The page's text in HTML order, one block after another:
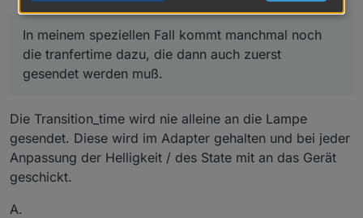
werden muß.
Bei mir haben sich delayy im Bereich 0.1 bis 0.5
Sekunden bewährt.
Eine abschließende Aussage möchte ich noch nicht
treffem. Das Netz ist noch im Ausbau, ich spiele noch
zu viel rum, noch einige Komponenten im Zulauf.
Ich experimentiere auch noch mit der richtigen
Anbindung der Karte. Über ser2Lan zum guten
Funkstandort konnte ich irgendwann neue Panels
nur anlernen, wenn ich die anderen ausgeschaltet
In meinem speziellen Fall kommt manchmal noch
die tranfertime dazu, die dann auch zuerst
gesendet werden muß.
Die Transition_time wird nie alleine an die Lampe
gesendet. Diese wird im Adapter gehalten und bei jeder
Anpassung der Helligkeit / des State mit an das Gerät
geschickt.
A.